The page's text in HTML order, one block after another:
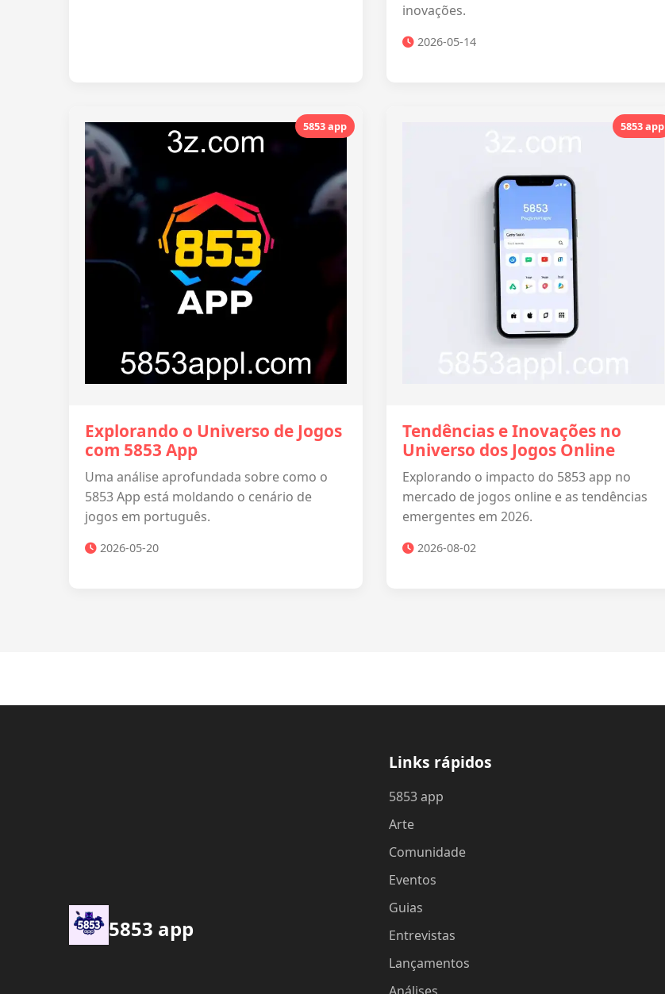
inovações.
2026-05-14
5853 app
Explorando o Universo de Jogos
com 5853 App
Uma análise aprofundada sobre como o
5853 App está moldando o cenário de
jogos em português.
2026-05-20
5853 app
Tendências e Inovações no
Universo dos Jogos Online
Explorando o impacto do 5853 app no
mercado de jogos online e as tendências
emergentes em 2026.
2026-08-02
5853 app
Links rápidos
5853 app
Arte
Comunidade
Eventos
Guias
Entrevistas
Lançamentos